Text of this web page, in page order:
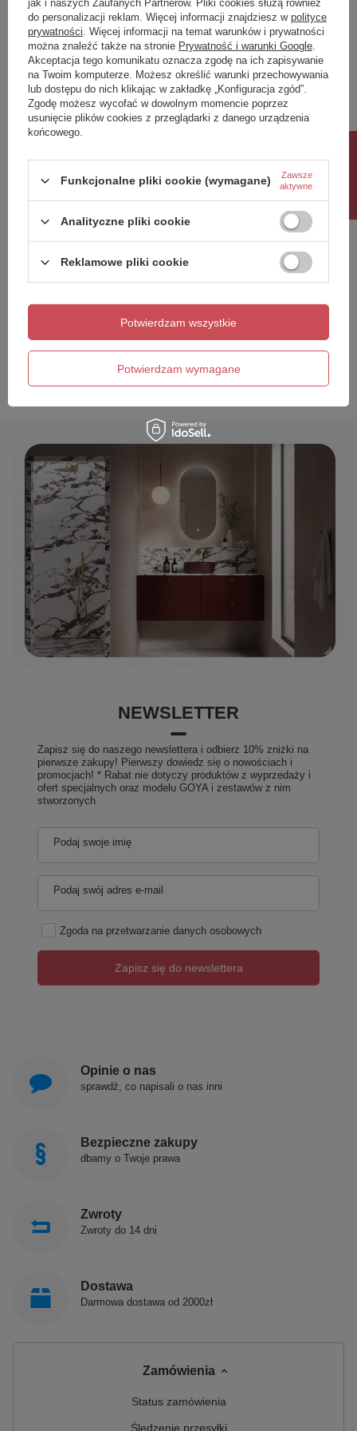
Twoja ocena:
5/5
Treść twojej opinii
Dodaj własne zdjęcie produktu:
Wyślij opinię
NEWSLETTER
Zapisz się do naszego newslettera i odbierz 10% zniżki na
pierwsze zakupy! Pierwszy dowiedz się o nowościach i
promocjach! * Rabat nie dotyczy produktów z wyprzedaży i
ofert specjalnych oraz modelu GOYA i zestawów z nim
stworzonych
Podaj swoje imię
Podaj swój adres e-mail
Zgoda na przetwarzanie danych osobowych
Zapisz się do newslettera
Opinie o nas
sprawdź, co napisali o nas inni
Bezpieczne zakupy
dbamy o Twoje prawa
Zwroty
Zwroty do 14 dni
Dostawa
Darmowa dostawa od 2000zł
Zamówienia
Status zamówienia
Śledzenie przesyłki
jak i naszych Zaufanych Partnerów. Pliki cookies służą również
do personalizacji reklam. Więcej informacji znajdziesz w polityce
prywatności . Więcej informacji na temat warunków i prywatności
można znaleźć także na stronie Prywatność i warunki Google
Akceptacja tego komunikatu oznacza zgodę na ich zapisywanie
na Twoim komputerze. Możesz określić warunki przechowywania
lub dostępu do nich klikając w zakładkę „Konfiguracja zgód”.
Zgodę możesz wycofać w dowolnym momencie poprzez
usunięcie plików cookies z przeglądarki z danego urządzenia
końcowego.
Funkcjonalne pliki cookie (wymagane)
Zawsze
aktywne
Analityczne pliki cookie
Reklamowe pliki cookie
Potwierdzam wymagane
Potwierdzam wszystkie